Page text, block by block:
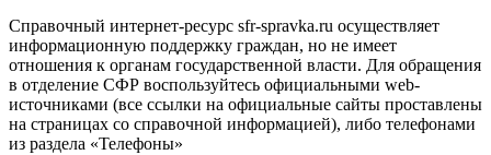
Справочный интернет-ресурс sfr-spravka.ru осуществляет
информационную поддержку граждан, но не имеет
отношения к органам государственной власти. Для обращения
в отделение СФР воспользуйтесь официальными web-
источниками (все ссылки на официальные сайты проставлены
на страницах со справочной информацией), либо телефонами
из раздела «Телефоны»